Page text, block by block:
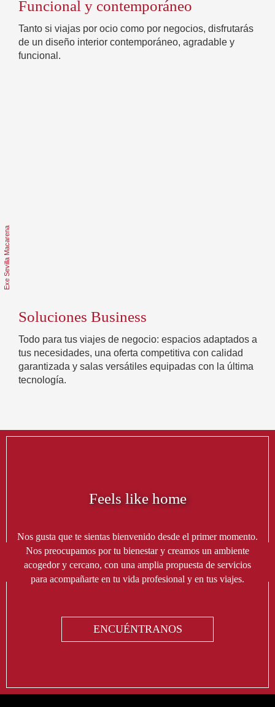
Funcional y contemporáneo
Tanto si viajas por ocio como por negocios, disfrutarás
de un diseño interior contemporáneo, agradable y
funcional.
Soluciones Business
Todo para tus viajes de negocio: espacios adaptados a
tus necesidades, una oferta competitiva con calidad
garantizada y salas versátiles equipadas con la última
tecnología.
Feels like home
Nos gusta que te sientas bienvenido desde el primer momento.
Nos preocupamos por tu bienestar y creamos un ambiente
acogedor y cercano, con una amplia propuesta de servicios
para acompañarte en tu vida profesional y en tus viajes.
ENCUÉNTRANOS